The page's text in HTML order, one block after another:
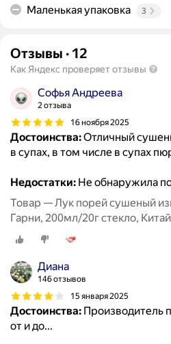
Маленькая упаковка 3
Отзывы · 12
Как Яндекс проверяет отзывы
Софья Андреева
2 отзыва
16 ноября 2025
Достоинства:Отличный
в супах, в том числе в супах
Недостатки: Не обнаружила
Товар — Лук порей сушеный
Гарни, 200мл/20г стекло, Китай
Диана
146 отзывов
15 января 2025
Достоинства: Производитель
от и до...